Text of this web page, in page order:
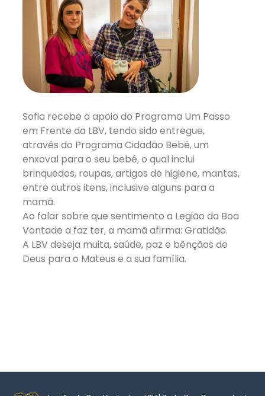
Sofia recebe o apoio do Programa Um Passo
em Frente da LBV, tendo sido entregue,
através do Programa Cidadão Bebé, um
enxoval para o seu bebé, o qual inclui
brinquedos, roupas, artigos de higiene, mantas,
entre outros itens, inclusive alguns para a
mamã.
Ao falar sobre que sentimento a Legião da Boa
Vontade a faz ter, a mamã afirma: Gratidão.
A LBV deseja muita, saúde, paz e bênçãos de
Deus para o Mateus e a sua família.